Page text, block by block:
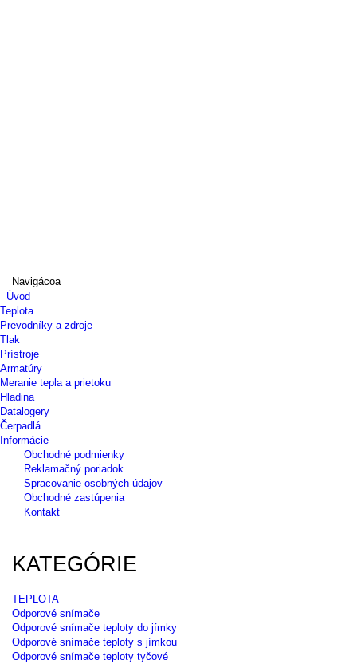
Navigácoa
Úvod
Teplota
Prevodníky a zdroje
Tlak
Prístroje
Armatúry
Meranie tepla a prietoku
Hladina
Datalogery
Čerpadlá
Informácie
Obchodné podmienky
Reklamačný poriadok
Spracovanie osobných údajov
Obchodné zastúpenia
Kontakt
KATEGÓRIE
TEPLOTA
Odporové snímače
Odporové snímače teploty do jímky
Odporové snímače teploty s jímkou
Odporové snímače teploty tyčové